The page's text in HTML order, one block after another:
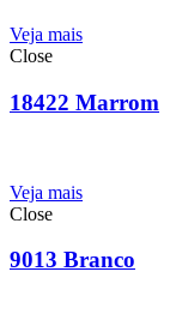
Veja mais
Close
18422 Marrom
Veja mais
Close
9013 Branco